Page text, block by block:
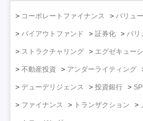
コーポレートファイナンス バリュ
バイアウトファンド 証券化 バリ
ストラクチャリング エグゼキュー
不動産投資 アンダーライティング
デューデリジェンス 投資銀行
ファイナンス トランザクション